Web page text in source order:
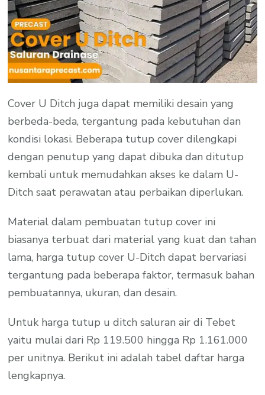
Cover U Ditch juga dapat memiliki desain yang
berbeda-beda, tergantung pada kebutuhan dan
kondisi lokasi. Beberapa tutup cover dilengkapi
dengan penutup yang dapat dibuka dan ditutup
kembali untuk memudahkan akses ke dalam U-
Ditch saat perawatan atau perbaikan diperlukan.
Material dalam pembuatan tutup cover ini
biasanya terbuat dari material yang kuat dan tahan
lama, harga tutup cover U-Ditch dapat bervariasi
tergantung pada beberapa faktor, termasuk bahan
pembuatannya, ukuran, dan desain.
Untuk harga tutup u ditch saluran air di Tebet
yaitu mulai dari Rp 119.500 hingga Rp 1.161.000
per unitnya. Berikut ini adalah tabel daftar harga
lengkapnya.